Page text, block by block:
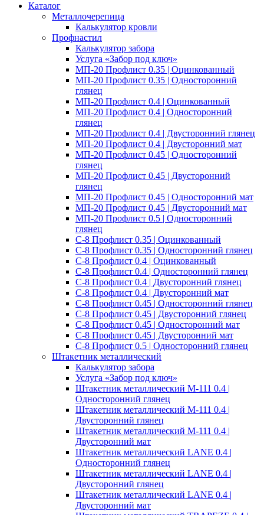
Каталог
Металлочерепица
Калькулятор кровли
Профнастил
Калькулятор забора
Услуга «Забор под ключ»
МП-20 Профлист 0.35 | Оцинкованный
МП-20 Профлист 0.35 | Односторонний
глянец
МП-20 Профлист 0.4 | Оцинкованный
МП-20 Профлист 0.4 | Односторонний
глянец
МП-20 Профлист 0.4 | Двусторонний глянец
МП-20 Профлист 0.4 | Двусторонний мат
МП-20 Профлист 0.45 | Односторонний
глянец
МП-20 Профлист 0.45 | Двусторонний
глянец
МП-20 Профлист 0.45 | Односторонний мат
МП-20 Профлист 0.45 | Двусторонний мат
МП-20 Профлист 0.5 | Односторонний
глянец
С-8 Профлист 0.35 | Оцинкованный
С-8 Профлист 0.35 | Односторонний глянец
С-8 Профлист 0.4 | Оцинкованный
С-8 Профлист 0.4 | Односторонний глянец
С-8 Профлист 0.4 | Двусторонний глянец
С-8 Профлист 0.4 | Двусторонний мат
С-8 Профлист 0.45 | Односторонний глянец
С-8 Профлист 0.45 | Двусторонний глянец
С-8 Профлист 0.45 | Односторонний мат
С-8 Профлист 0.45 | Двусторонний мат
С-8 Профлист 0.5 | Односторонний глянец
Штакетник металлический
Калькулятор забора
Услуга «Забор под ключ»
Штакетник металлический M-111 0.4 |
Односторонний глянец
Штакетник металлический M-111 0.4 |
Двусторонний глянец
Штакетник металлический M-111 0.4 |
Двусторонний мат
Штакетник металлический LANE 0.4 |
Односторонний глянец
Штакетник металлический LANE 0.4 |
Двусторонний глянец
Штакетник металлический LANE 0.4 |
Двусторонний мат